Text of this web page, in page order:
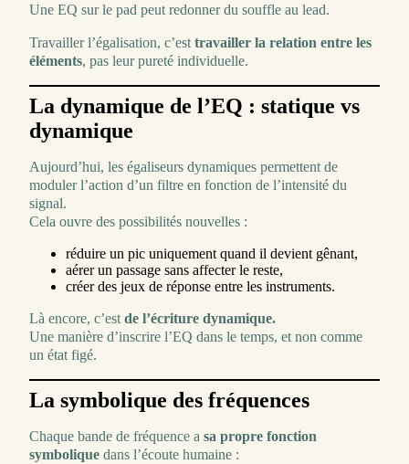
Une EQ sur le pad peut redonner du souffle au lead.
Travailler l’égalisation, c’est travailler la relation entre les
éléments, pas leur pureté individuelle.
La dynamique de l’EQ : statique vs
dynamique
Aujourd’hui, les égaliseurs dynamiques permettent de
moduler l’action d’un filtre en fonction de l’intensité du
signal.
Cela ouvre des possibilités nouvelles :
réduire un pic uniquement quand il devient gênant,
aérer un passage sans affecter le reste,
créer des jeux de réponse entre les instruments.
Là encore, c’est de l’écriture dynamique.
Une manière d’inscrire l’EQ dans le temps, et non comme
un état figé.
La symbolique des fréquences
Chaque bande de fréquence a sa propre fonction
symbolique dans l’écoute humaine :